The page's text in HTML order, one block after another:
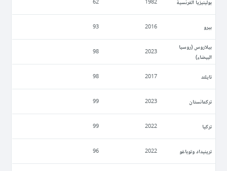
بولينيزيا الفرنسية 1982
62
بيرو 2016
93
بيلاروس (روسيا
البيضاء)
2023
98
تايلند 2017
98
تركمانستان 2023
99
تركيا 2022
99
ترينيداد وتوباغو 2022
96